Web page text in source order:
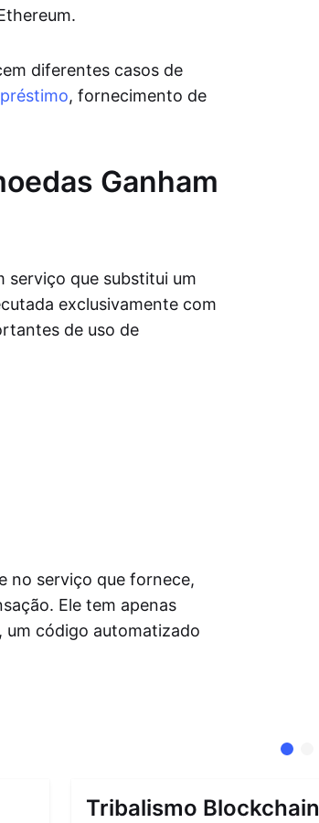
diferentes casos de
, fornecimento de
Ganham
serviço que substitui um
exclusivamente com
de uso de
no serviço que fornece,
Ele tem apenas
um código automatizado
Tribalismo Blockchain